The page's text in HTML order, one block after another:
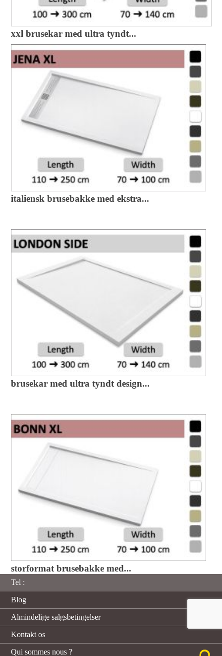
xxl brusekar med ultra tyndt...
italiensk brusebakke med ekstra...
brusekar med ultra tyndt design...
storformat brusebakke med...
Tel :
Blog
Almindelige salgsbetingelser
Kontakt os
Qui sommes nous ?